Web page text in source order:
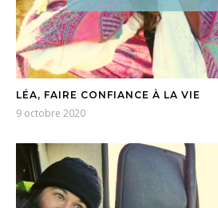
LÉA, FAIRE CONFIANCE À LA VIE
9 octobre 2020